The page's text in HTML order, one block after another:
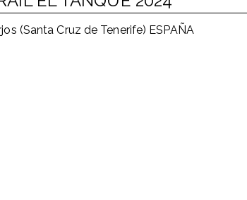
(Santa Cruz de Tenerife) ESPAÑA